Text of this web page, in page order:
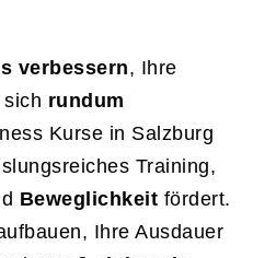
verbessern, Ihre
sich rundum
Kurse in Salzburg
Training,
Beweglichkeit fördert.
Ihre Ausdauer